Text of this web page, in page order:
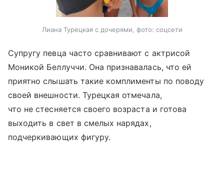
Лиана Турецкая с дочерями, фото: соцсети
Супругу певца часто сравнивают с актрисой
Моникой Беллуччи. Она признавалась, что ей
приятно слышать такие комплименты по поводу
своей внешности. Турецкая отмечала,
что не стесняется своего возраста и готова
выходить в свет в смелых нарядах,
подчеркивающих фигуру.